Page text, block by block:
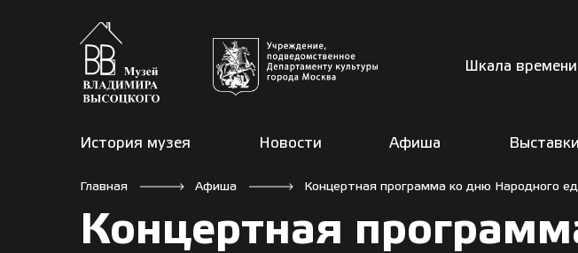
Шкала времени
История музея Новости Афиша Выставки
Главная Афиша Концертная программа ко дню Народного
Концертная